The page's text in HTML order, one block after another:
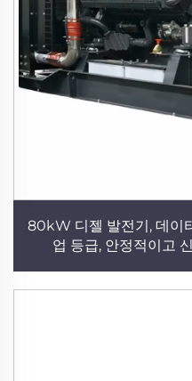
80kW 디젤 발전기, 데이
업 등급, 안정적이고